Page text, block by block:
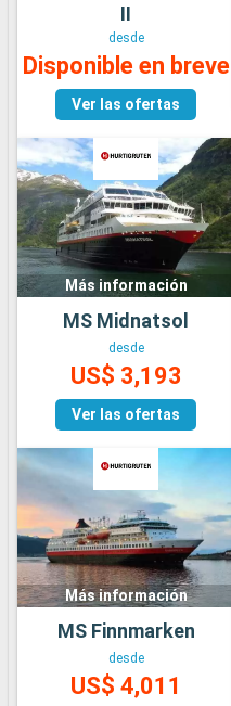
II
desde
Disponible en breve
Ver las ofertas
Más información
MS Midnatsol
desde
US$ 3,193
Ver las ofertas
Más información
MS Finnmarken
desde
US$ 4,011